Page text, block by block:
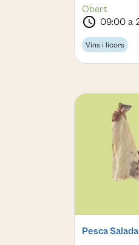
Obert
schedule 09:00 a
Vins i licors
Pesca